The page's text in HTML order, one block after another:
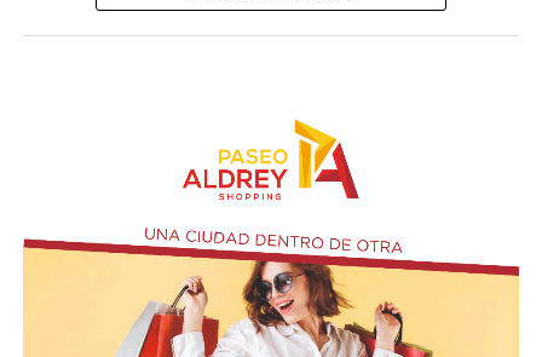
Según los considerandos del decreto, el fin es
estandarizar y simplificar los procesos de planeamiento
entre ambas armadas.
El texto oficial destaca que la participación argentina en
estas maniobras señala su compromiso con la seguridad
internacional y la estabilidad regional. Asimismo, el
Gobierno busca reforzar su posición como socio
estratégico en el continente americano.